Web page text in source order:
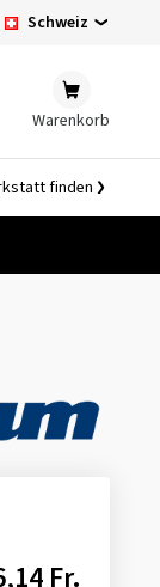
Schweiz
Warenkorb
finden
Fr.